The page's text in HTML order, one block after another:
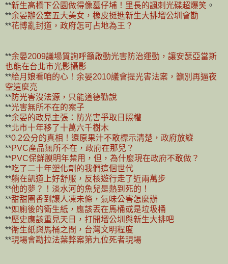
**新生高橋下公園做得像墓仔埔！里長的諷刺光碟超爆笑 。
**余晏辦公室五大美女，橡皮挺進新生大排塯公圳會勘
**花博亂封道，政府怎可占地為王？
**余晏2009議場質詢呼籲啟動光害防治運動，讓安瑟亞當斯
也能在台北市光影攝影
**給月娘看咱的心！余晏2010議會提光害法案，籲別再逼夜
空這麼亮
**防光害沒法源，只能道德勸說
**光害無所不在的案子
**余晏的政見主張：防光害爭取日照權
**北市十年移了十萬六千樹木
**0.2公分的真相！還原果汁不敢標示清楚，政府放縱
**PVC產品無所不在，政府在那兒？
**PVC保鮮膜明年禁用，但，為什麼現在政府不敢做？
**吃了二十年塑化劑的我們這個世代
**躺在凱道上好舒服，反核遊行走了近兩萬步
**他的夢？！淡水河的魚兒是熱到死的！
**甜甜圈香到讓人凍未條，氣味公害怎麼辦
**如廁後的衛生紙，應該丟在馬桶或是垃圾桶
**歷史應該重見天日，打開塯公圳與新生大排吧
**衛生紙與馬桶之間，台灣文明程度
**現場會勘拉法葉弊案第九位死者現場